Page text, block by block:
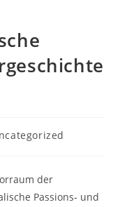
der
Passions‑ und